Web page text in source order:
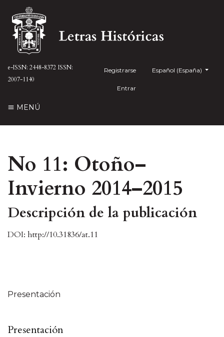
e-ISSN: 2448-8372 ISSN:
2007-1140
Registrarse
Entrar
Español (España)
MENÚ
No 11: Otoño–
Invierno 2014–2015
Descripción de la publicación
DOI: http://10.31836/at.11
Presentación
Presentación